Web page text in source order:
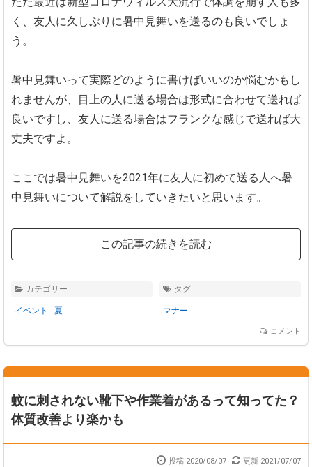
く、友人に久しぶりに暑中見舞いを送るのも良いでしょ
う。
暑中見舞いって実際どのように書けばいいのか悩むかもし
れませんが、目上の人に送る場合は形式に合わせて送れば
良いですし、友人に送る場合はフランクな感じで送れば大
丈夫ですよ。
ここでは暑中見舞いを2021年に友人に初めて送る人へ暑
中見舞いについて解説をしていきたいと思います。
この記事の続きを読む
カテゴリー
イベント - 夏
タグ
マナー
コメント
蚊に刺されない靴下や作業着があるって知ってた？
体質改善より楽かも
投稿 2020/08/07
更新 2021/07/07